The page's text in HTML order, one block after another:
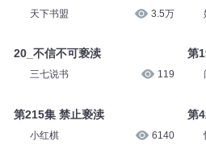
天下书盟 3.5万
20_不信不可亵渎
三七说书 119
第215集 禁止亵渎
小红棋 6140
第
第